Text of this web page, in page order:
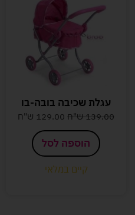
עגלת שכיבה בובה-בו
139.00 ש"ח 129.00 ש"ח
הוספה לסל
קיים במלאי